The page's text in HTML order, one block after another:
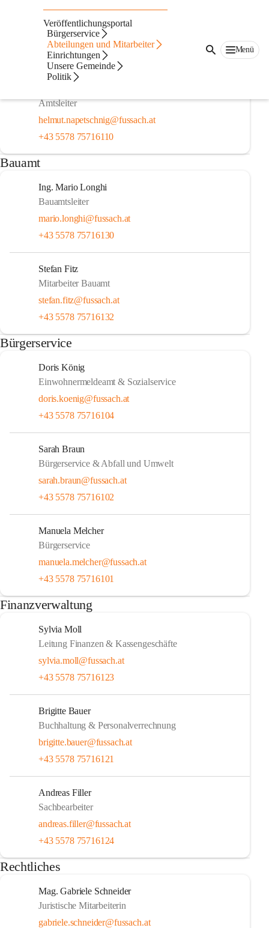
Veröffentlichungsportal
Bürgerservice
Abteilungen und Mitarbeiter
Einrichtungen
Unsere Gemeinde
Politik
Menü
Gemeindeamt
Amtsleitung
Amtsleiter
helmut.napetschnig@fussach.at
+43 5578 75716110
Bauamt
Ing. Mario Longhi
Bauamtsleiter
mario.longhi@fussach.at
+43 5578 75716130
Stefan Fitz
Mitarbeiter Bauamt
stefan.fitz@fussach.at
+43 5578 75716132
Bürgerservice
Doris König
Einwohnermeldeamt & Sozialservice
doris.koenig@fussach.at
+43 5578 75716104
Sarah Braun
Bürgerservice & Abfall und Umwelt
sarah.braun@fussach.at
+43 5578 75716102
Manuela Melcher
Bürgerservice
manuela.melcher@fussach.at
+43 5578 75716101
Finanzverwaltung
Sylvia Moll
Leitung Finanzen & Kassengeschäfte
sylvia.moll@fussach.at
+43 5578 75716123
Brigitte Bauer
Buchhaltung & Personalverrechnung
brigitte.bauer@fussach.at
+43 5578 75716121
Andreas Filler
Sachbearbeiter
andreas.filler@fussach.at
+43 5578 75716124
Rechtliches
Mag. Gabriele Schneider
Juristische Mitarbeiterin
gabriele.schneider@fussach.at